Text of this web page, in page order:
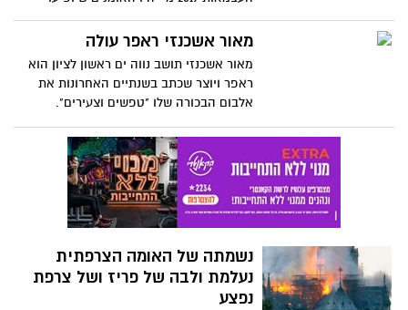
השנה:
מאור אשכנזי ראפר עולה
מאור אשכנזי תושב נווה ים ראשון לציון הוא
ראפר ויוצר שכתב בשנתיים האחרונות את
אלבום הבכורה שלו "טפשים וצעירים".
נשמתה של האומה הצרפתית
נעלמת ולבה של פריז ושל צרפת
נפצע